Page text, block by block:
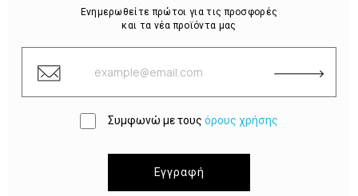
Ενημερωθείτε πρώτοι για τις προσφορές
και τα νέα προϊόντα μας
Συμφωνώ με τους όρους χρήσης
Εγγραφή